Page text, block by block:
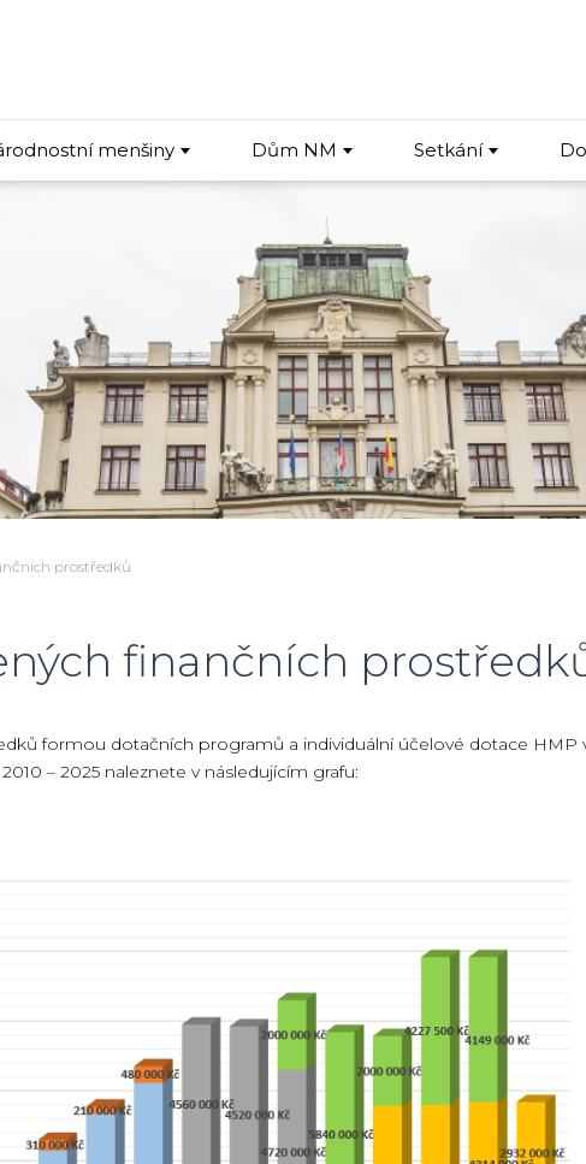
menšiny Dům NM Setkání
prostředků
finančních
formou dotačních programů a individuální účelové dotace HMP
– 2025 naleznete v následujícím grafu: